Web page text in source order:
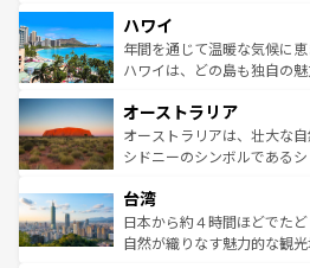
ば市内交通費無料で観光を楽しむ
着のスイス情報はコンテンツ
のような巨大都市は、観光、
ンメントが詰まった刺激的
西部には大自然が広がり、
部のニューオーリンズでは、
文化が魅力。旅行者はアメ
しみながら、その多様性と
ならではの贅沢な旅のスタイルだ。 なお、新着
情報はコンテンツ一覧を参
ハワイ
年間を通じて温暖な気候に
ハワイは、どの島も独自の
ワイ島は見逃せない。また、
島だが、静かな自然を求め
おすすめ。エメラルドグリ
れるおもてなしの心で訪れ
人々、おいしいローカルフ
ク、伝統的なフラダンスな
オーストラリア
オーストラリアは、壮大な
シドニーのシンボルである
リアリーフや大陸中央部にそ
ク）、タスマニアの美しい
ど、見どころがたくさん。
台湾
日本から約４時間ほどでた
自然が織りなす魅力的な観